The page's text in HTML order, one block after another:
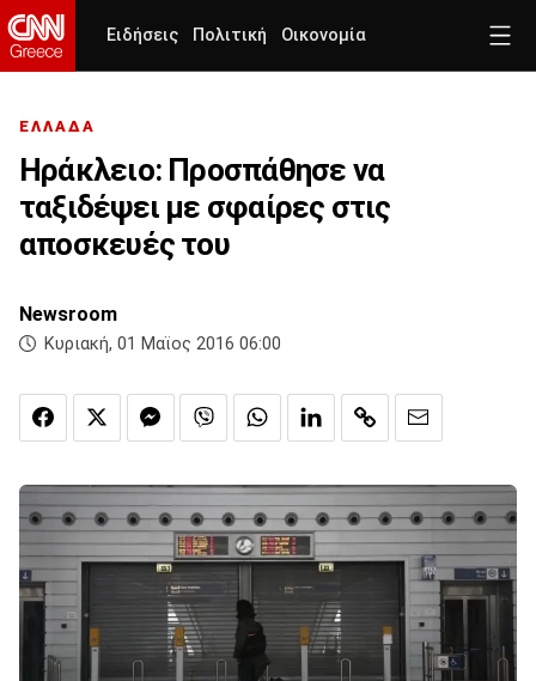
Ειδήσεις Πολιτική Οικονομία
ΕΛΛΑΔΑ
Ηράκλειο: Προσπάθησε να
ταξιδέψει με σφαίρες στις
αποσκευές του
Newsroom
Κυριακή, 01 Μαϊος 2016 06:00